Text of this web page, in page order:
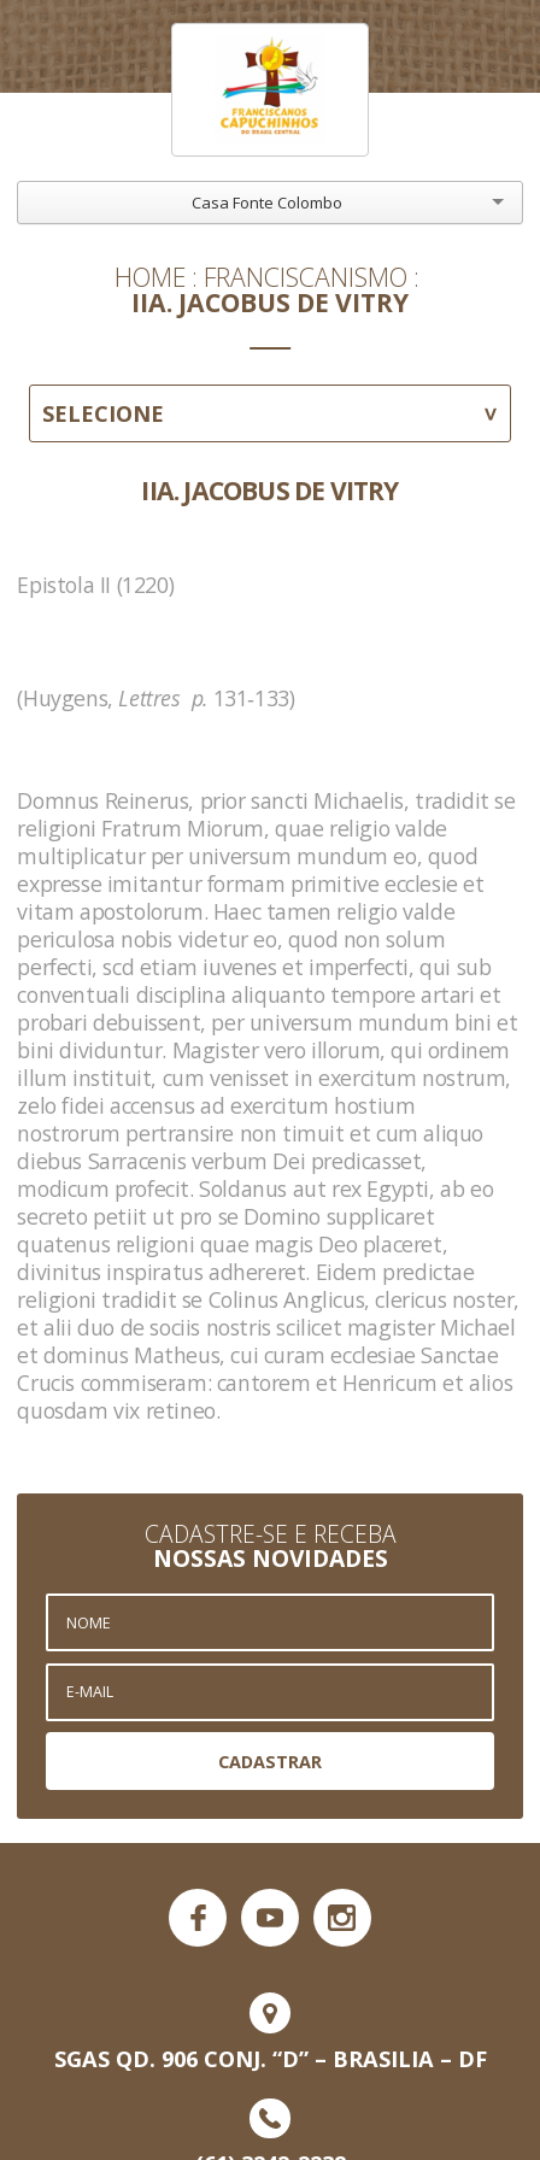
Casa Fonte Colombo
HOME FRANCISCANISMO
IIA. JACOBUS DE VITRY
SELECIONE
IIA. JACOBUS DE VITRY
Epistola II (1220)
(Huygens, Lettres p. 131‑133)
Domnus Reinerus, prior sancti Michaelis, tradidit se
religioni Fratrum Miorum, quae religio valde
multiplicatur per universum mundum eo, quod
expresse imitantur formam primitive ecclesie et
vitam apostolorum. Haec tamen religio valde
periculosa nobis videtur eo, quod non solum
perfecti, scd etiam iuvenes et imperfecti, qui sub
conventuali disciplina aliquanto tempore artari et
probari debuissent, per universum mundum bini et
bini dividuntur. Magister vero illorum, qui ordinem
illum instituit, cum venisset in exercitum nostrum,
zelo fidei accensus ad exercitum hostium
nostrorum pertransire non timuit et cum aliquo
diebus Sarracenis verbum Dei predicasset,
modicum profecit. Soldanus aut rex Egypti, ab eo
secreto petiit ut pro se Domino supplicaret
quatenus religioni quae magis Deo placeret,
divinitus inspiratus adhereret. Eidem predictae
religioni tradidit se Colinus Anglicus, clericus noster,
et alii duo de sociis nostris scilicet magister Michael
et dominus Matheus, cui curam ecclesiae Sanctae
Crucis commiseram: cantorem et Henricum et alios
quosdam vix retineo.
CADASTRE-SE E RECEBA
NOSSAS NOVIDADES
CADASTRAR
SGAS QD. 906 CONJ. “D” – BRASILIA – DF